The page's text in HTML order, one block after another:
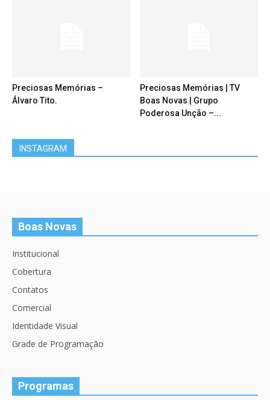
Preciosas Memórias –
Álvaro Tito.
Preciosas Memórias | TV
Boas Novas | Grupo
Poderosa Unção –...
INSTAGRAM
Boas Novas
Institucional
Cobertura
Contatos
Comercial
Identidade Visual
Grade de Programação
Programas